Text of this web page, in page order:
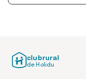
clubrural
de Holidu